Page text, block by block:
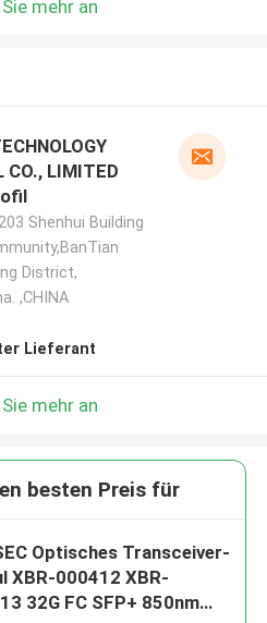
mehr an
CO., LIMITED
Shenhui Building
District,
,CHINA
Lieferant
mehr an
besten Preis für
Optisches Transceiver-
XBR-000412 XBR-
32G FC SFP+ 850nm